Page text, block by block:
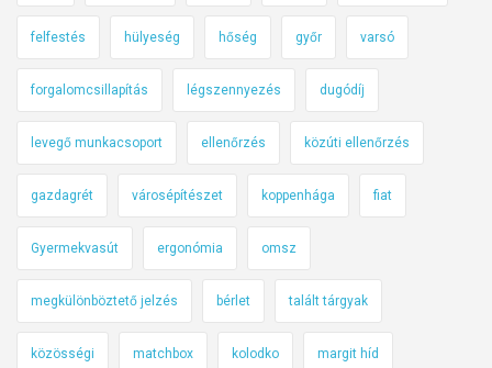
k
i
á
l
o
d
,
m
felfestés hülyeség hőség győr varsó
forgalomcsillapítás légszennyezés dugódíj
levegő munkacsoport ellenőrzés közúti ellenőrzés
gazdagrét városépítészet koppenhága fiat
Gyermekvasút ergonómia omsz
megkülönböztető jelzés bérlet talált tárgyak
közösségi matchbox kolodko margit híd